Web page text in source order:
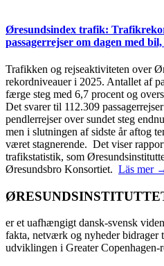
Øresundsindex trafik:
passagerrejser om dagen med
Trafikken og rejseaktiviteten over
rekordniveauer i 2025. Antallet af
færge steg med 6,7 procent og
Det svarer til 112.309
pendlerrejser over sundet steg
men i slutningen af sidste år aftog
været stagnerende. Det viser
trafikstatistik, som
Øresundsbro Konsortiet. Läs mer
er et uafhængigt dansk-svensk
fakta, netværk og nyheder bidrager
udviklingen i Greater Copenhagen-